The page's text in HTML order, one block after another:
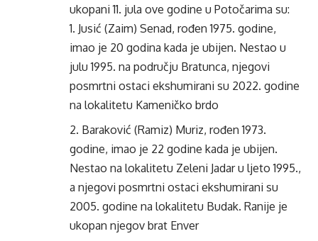
ukopani 11. jula ove godine u Potočarima su:
Jusić (Zaim) Senad, rođen 1975. godine,
imao je 20 godina kada je ubijen. Nestao u
julu 1995. na području Bratunca, njegovi
posmrtni ostaci ekshumirani su 2022. godine
na lokalitetu Kameničko brdo
Baraković (Ramiz) Muriz, rođen 1973.
godine, imao je 22 godine kada je ubijen.
Nestao na lokalitetu Zeleni Jadar u ljeto 1995.,
a njegovi posmrtni ostaci ekshumirani su
2005. godine na lokalitetu Budak. Ranije je
ukopan njegov brat Enver